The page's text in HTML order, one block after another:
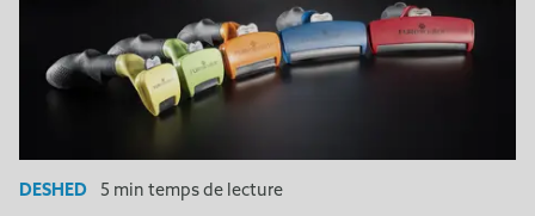
DESHED 5 min temps de lecture